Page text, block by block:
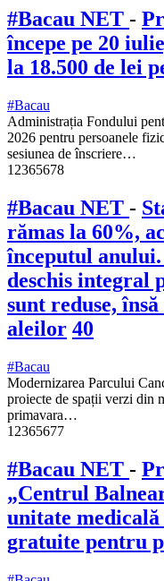
#Bacau NET -
începe pe 20
la 18.500 de lei
#Bacau
Administrația Fondului
2026 pentru persoanele
sesiunea de înscriere…
12365678
#Bacau NET -
rămas la 60%,
începutul anului.
deschis integral
sunt reduse,
aleilor 40
#Bacau
Modernizarea Parcului
proiecte de spații verzi din
primavara…
12365677
#Bacau NET -
„Centrul
unitate
gratuite pentru